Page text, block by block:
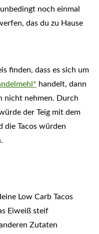
noch einmal
das du zu Hause
finden, dass es sich um
handelt, dann
nicht nehmen. Durch
der Teig mit dem
die Tacos würden
Low Carb Tacos
Eiweiß steif
Zutaten